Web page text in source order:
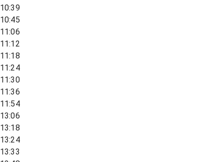
10:39
10:45
11:06
11:12
11:18
11:24
11:30
11:36
11:54
13:06
13:18
13:24
13:33